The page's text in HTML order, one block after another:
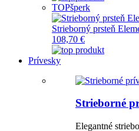
TOPšperk
Strieborný prsteň
108,70 €
Prívesky
Strieborné
Elegantné